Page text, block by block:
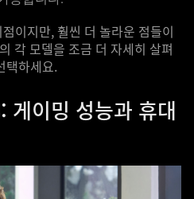
이지만, 훨씬 더 놀라운 점들이
각 모델을 조금 더 자세히 살펴
택하세요.
게이밍 성능과 휴대